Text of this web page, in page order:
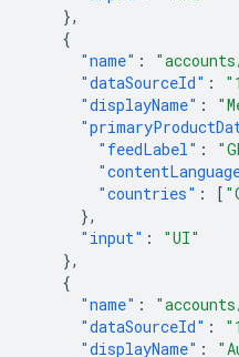
},
{
"name" :
"dataSourceId" :
"displayName" :
"feedLabel" :
"countries" : [
},
"input" :
"UI"
},
{
"name" :
"dataSourceId" :
"displayName" :